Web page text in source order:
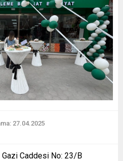
27.04.2025
Gazi Caddesi No: 23/B